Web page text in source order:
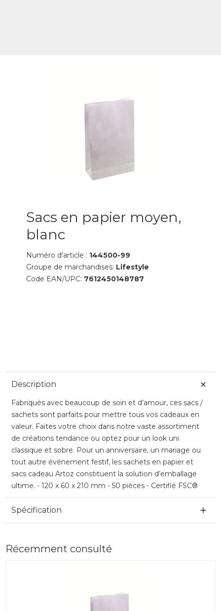
Sacs en papier moyen,
blanc
Numéro d'article : 144500-99
Groupe de marchandises: Lifestyle
Code EAN/UPC: 7612450148787
Description
Fabriqués avec beaucoup de soin et d’amour, ces sacs /
sachets sont parfaits pour mettre tous vos cadeaux en
valeur. Faites votre choix dans notre vaste assortiment
de créations tendance ou optez pour un look uni
classique et sobre. Pour un anniversaire, un mariage ou
tout autre événement festif, les sachets en papier et
sacs cadeau Artoz constituent la solution d’emballage
ultime. - 120 x 60 x 210 mm - 50 pièces - Certifié FSC®
Spécification
Récemment consulté